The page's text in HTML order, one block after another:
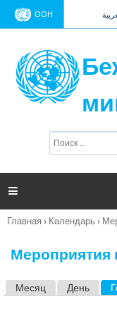
ООН
п
и

Вы
Главная › Календарь ›
Мероприятия
Месяц День